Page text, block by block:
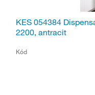
KES 054384
2200, antracit
Kód